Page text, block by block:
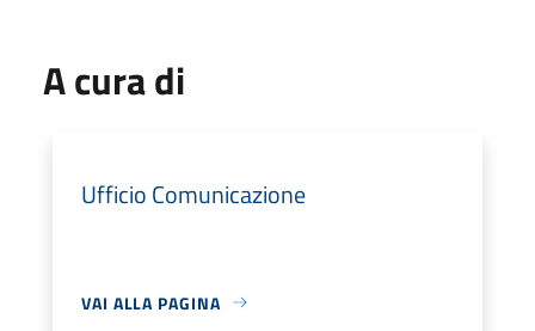
A cura di
Ufficio Comunicazione
VAI ALLA PAGINA